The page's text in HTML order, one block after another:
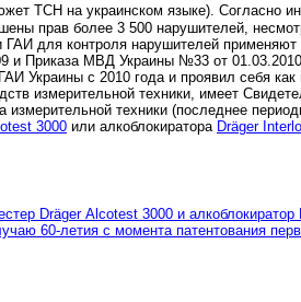
ТСН на украинском языке). Согласно
прав более 3 500 нарушителей,
ГАИ для контроля нарушителей
и Приказа МВД Украины №33 от 01.03.2010
Украины с 2010 года и проявил себя
измерительной техники, имеет
техники (последнее
3000 или алкоблокиратора Dräger
Dräger Аlcotest 3000 и
60-летия с момента патентования